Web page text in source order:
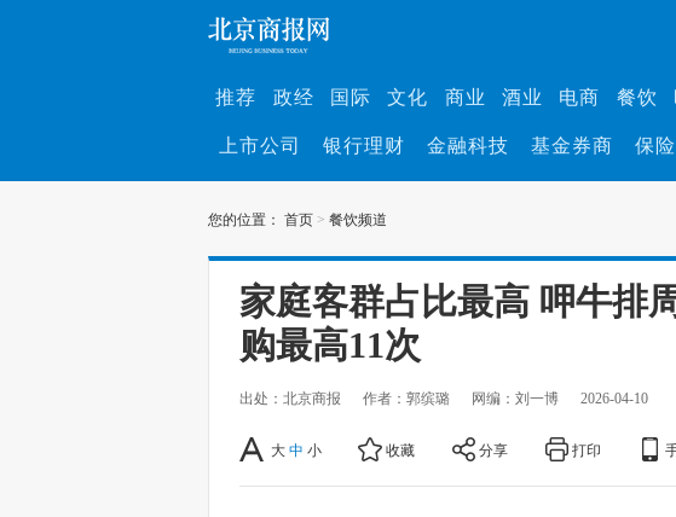
推荐 政经 国际 文化 商业 酒业 电商 餐饮
上市公司 银行理财 金融科技 基金券商 保险
您的位置： 首页 > 餐饮频道
家庭客群占比最高 呷牛排
购最高11次
出处：北京商报 作者：郭缤璐 网编：刘一博 2026-04-10
大 中 小 收藏 分享 打印